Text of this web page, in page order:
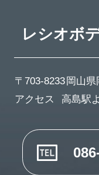
レシオボ
〒703-8233 岡山
アクセス
高島駅